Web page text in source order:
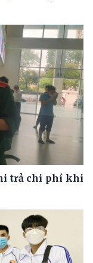
trả chi phí khi